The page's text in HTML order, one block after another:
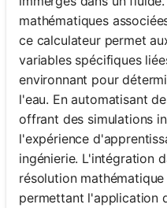
mathématiques
ce calculateur permet
variables spécifiques
environnant pour
l'eau. En automatisant
offrant des simulations
l'expérience
ingénierie. L'intégration
résolution
permettant l'application